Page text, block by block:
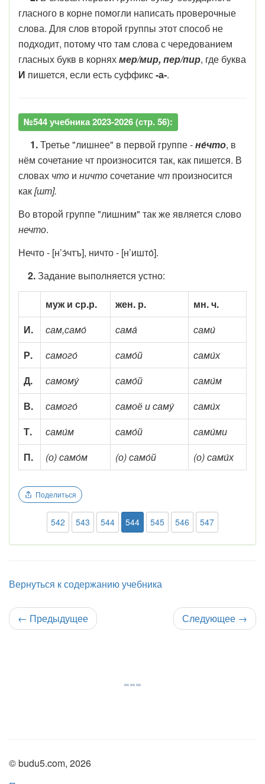
гласного в корне помогли написать проверочные
слова. Для слов второй группы этот способ не
подходит, потому что там слова с чередованием
гласных букв в корняхмер/мир, пер/пир, где буква
И пишется, если есть суффикс-а-.
№544 учебника 2023-2026 (стр. 56):
1.Третье "лишнее" в первой группе -не́что, в
нём сочетание чт произносится так, как пишется. В
словах что и ничтосочетание чт произносится
как[шт].
Во второй группе "лишним" так же является слово
нечто.
Нечто - [н’э́чтъ], ничто - [н’ишто́].
2.Задание выполняется устно:
муж и ср.р. жен. р.
мн. ч.
И.
сам,само́ сама́
сами́
Р.
самого́ само́й
сами́х
Д.
самому́ само́й
сами́м
В.
самого́ самоё и саму́
сами́х
Т.
сами́м само́й
сами́ми
П.
(о) само́м (о) само́й (о) сами́х
Поделиться
542 543 544 544 545 546 547
Вернуться к содержанию учебника
← Предыдущее Следующее →
© budu5.com, 2026